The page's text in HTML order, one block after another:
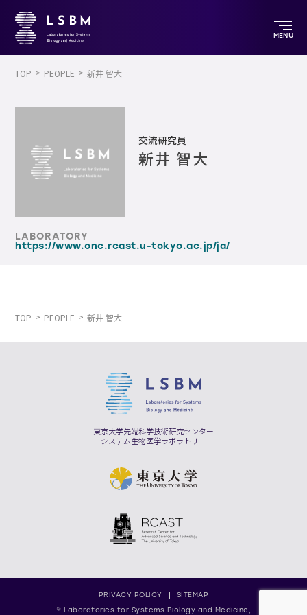
MENU
TOP PEOPLE 新井 智大
交流研究員
新井 智大
LABORATORY
https://www.onc.rcast.u-tokyo.ac.jp/ja/
TOP PEOPLE 新井 智大
東京大学先端科学技術研究センター
システム生物医学ラボラトリー
PRIVACY POLICY
SITEMAP
© Laboratories for Systems Biology and Medicine,